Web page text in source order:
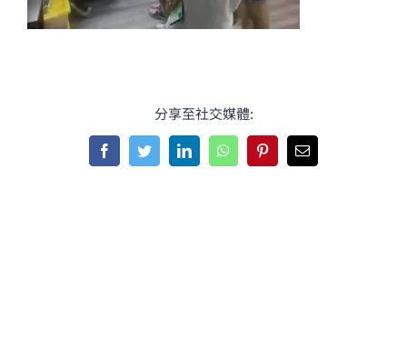
分享至社交媒體:
FacebookTwitterLinkedInWhatsAppPinterestEmail